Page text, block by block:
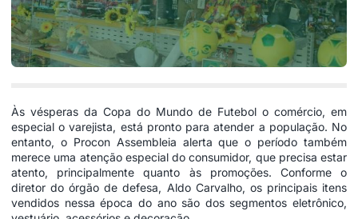
Às vésperas da Copa do Mundo de Futebol o comércio, em
especial o varejista, está pronto para atender a população. No
entanto, o Procon Assembleia alerta que o período também
merece uma atenção especial do consumidor, que precisa estar
atento, principalmente quanto às promoções. Conforme o
diretor do órgão de defesa, Aldo Carvalho, os principais itens
vendidos nessa época do ano são dos segmentos eletrônico,